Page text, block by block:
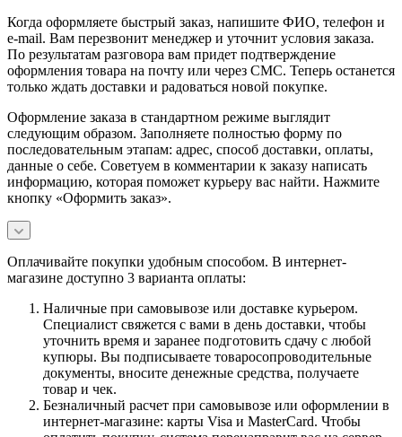
Когда оформляете быстрый заказ, напишите ФИО, телефон и
e-mail. Вам перезвонит менеджер и уточнит условия заказа.
По результатам разговора вам придет подтверждение
оформления товара на почту или через СМС. Теперь останется
только ждать доставки и радоваться новой покупке.
Оформление заказа в стандартном режиме выглядит
следующим образом. Заполняете полностью форму по
последовательным этапам: адрес, способ доставки, оплаты,
данные о себе. Советуем в комментарии к заказу написать
информацию, которая поможет курьеру вас найти. Нажмите
кнопку «Оформить заказ».
Оплачивайте покупки удобным способом. В интернет-
магазине доступно 3 варианта оплаты:
Наличные при самовывозе или доставке курьером.
Специалист свяжется с вами в день доставки, чтобы
уточнить время и заранее подготовить сдачу с любой
купюры. Вы подписываете товаросопроводительные
документы, вносите денежные средства, получаете
товар и чек.
Безналичный расчет при самовывозе или оформлении в
интернет-магазине: карты Visa и MasterCard. Чтобы